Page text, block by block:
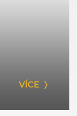
VÍCE